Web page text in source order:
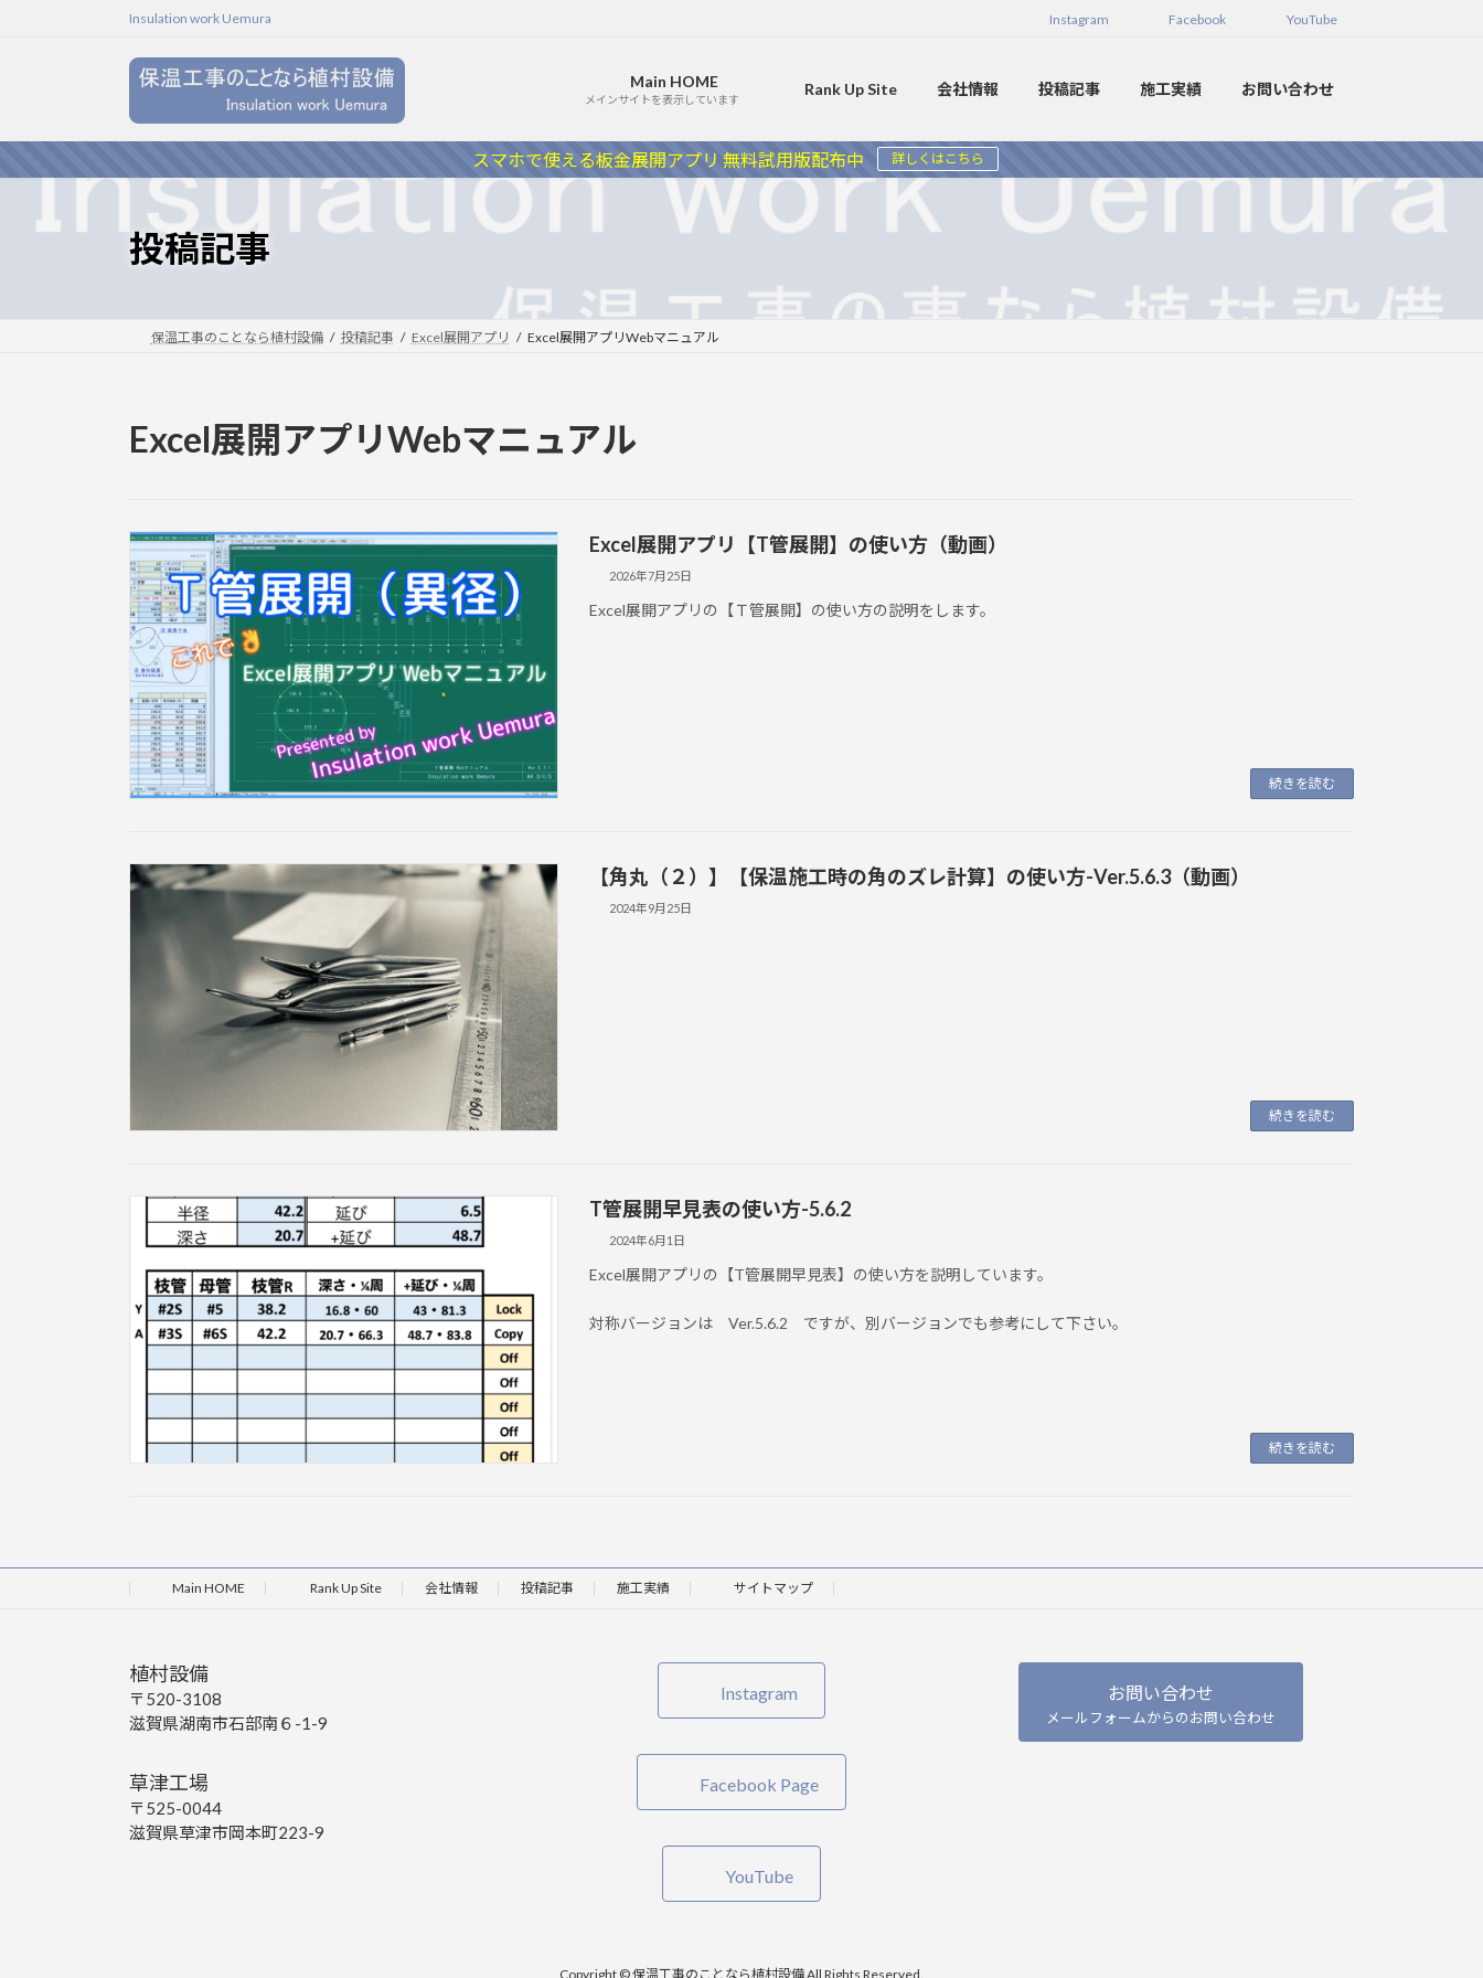
へ
ョ
Insulation work Uemura Instagram Facebook YouTube
Main HOME
メインサイトを表示しています
Rank Up Site 会社情報 投稿記事 施工実績 お問い合わせ
スマホで使える板金展開アプリ 無料試用版配布中 詳しくはこちら
投稿記事
保温工事のことなら植村設備 投稿記事 Excel展開アプリ Excel展開アプリWebマニュアル
Excel展開アプリWebマニュアル
Excel展開アプリ【T管展開】の使い方（動画）
2026年7月25日
Excel展開アプリの【Ｔ管展開】の使い方の説明をします。
続きを読む
【角丸（２）】【保温施工時の角のズレ計算】の使い方-Ver.5.6.3（動画）
2024年9月25日
続きを読む
T管展開早見表の使い方-5.6.2
2024年6月1日
Excel展開アプリの【T管展開早見表】の使い方を説明しています。
対称バージョンは Ver.5.6.2 ですが、別バージョンでも参考にして下さい。
続きを読む
Main HOME Rank Up Site 会社情報 投稿記事 施工実績 サイトマップ
植村設備
〒520-3108
滋賀県湖南市石部南６-1-9
草津工場
〒525-0044
滋賀県草津市岡本町223-9
Instagram
Facebook Page
YouTube
お問い合わせ
メールフォームからのお問い合わせ
Copyright © 保温工事のことなら植村設備 All Rights Reserved.